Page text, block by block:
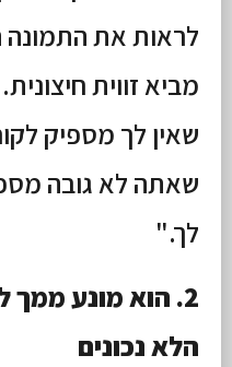
לראות את התמונה
מביא זווית
שאין לך מספיק
שאתה לא גובה
לך."
2. הוא מונע ממך
הלא נכונים